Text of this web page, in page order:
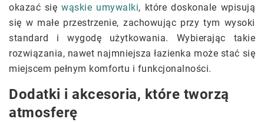
okazać sięwąskie umywalki, które doskonale wpisują
się w małe przestrzenie, zachowując przy tym wysoki
standard i wygodę użytkowania. Wybierając takie
rozwiązania, nawet najmniejsza łazienka może stać się
miejscem pełnym komfortu i funkcjonalności.
Dodatki i akcesoria, które tworzą
atmosferę